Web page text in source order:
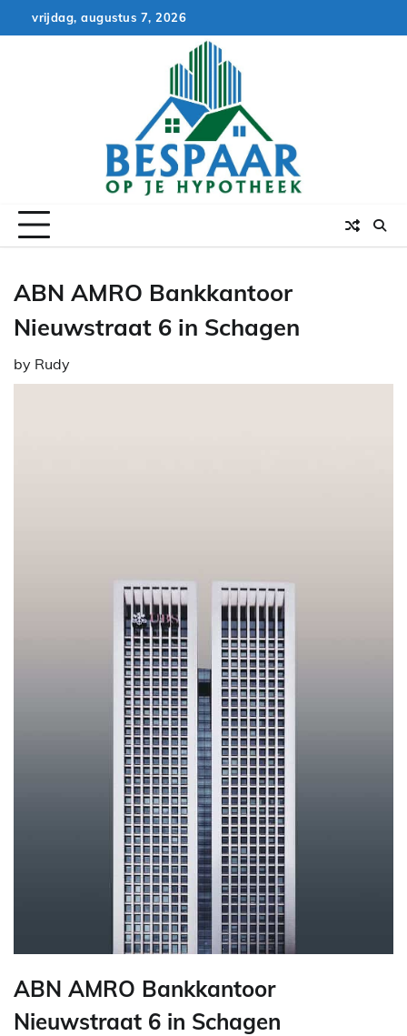
to
vrijdag, augustus 7, 2026
ABN AMRO Bankkantoor
Nieuwstraat 6 in Schagen
by Rudy
ABN AMRO Bankkantoor
Nieuwstraat 6 in Schagen